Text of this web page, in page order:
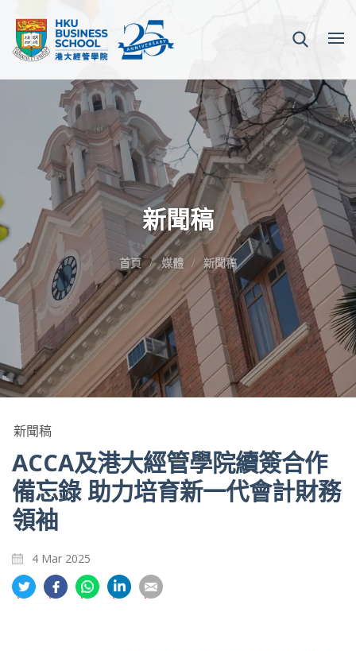
新聞稿
首頁 媒體 新聞稿
新聞稿
ACCA及港大經管學院續簽合作
備忘錄 助力培育新一代會計財務
領袖
4 Mar 2025
分
享
分
享
分
享
享
享